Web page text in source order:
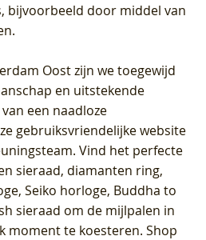
bijvoorbeeld door middel van
Oostzijn we toegewijd
en uitstekende
een naadloze
gebruiksvriendelijke website
Vind het perfecte
sieraad, diamanten ring,
Seiko horloge, Buddha to
sieraad om de mijlpalen in
moment te koesteren. Shop